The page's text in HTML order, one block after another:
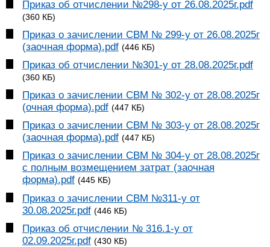
Приказ об отчислении №298-у от 26.08.2025г.pdf
(360 КБ)
Приказ о зачислении СВМ № 299-у от 26.08.2025г
(заочная форма).pdf (446 КБ)
Приказ об отчислении №301-у от 28.08.2025г.pdf
(360 КБ)
Приказ о зачислении СВМ № 302-у от 28.08.2025г
(очная форма).pdf (447 КБ)
Приказ о зачислении СВМ № 303-у от 28.08.2025г
(заочная форма).pdf (447 КБ)
Приказ о зачислении СВМ № 304-у от 28.08.2025г
с полным возмещением затрат (заочная
форма).pdf (445 КБ)
Приказ о зачислении СВМ №311-у от
30.08.2025г.pdf (446 КБ)
Приказ об отчислении № 316.1-у от
02.09.2025г.pdf (430 КБ)